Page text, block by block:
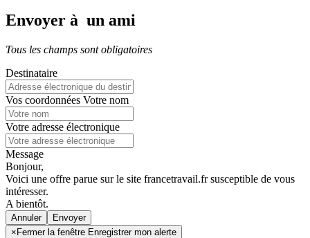
Envoyer à un ami
Tous les champs sont obligatoires
Destinataire
Vos coordonnées Votre nom
Votre adresse électronique
Message
Bonjour,
Voici une offre parue sur le site francetravail.fr susceptible de vous
intéresser.
A bientôt.
Annuler
×Fermer la fenêtre Enregistrer mon alerte